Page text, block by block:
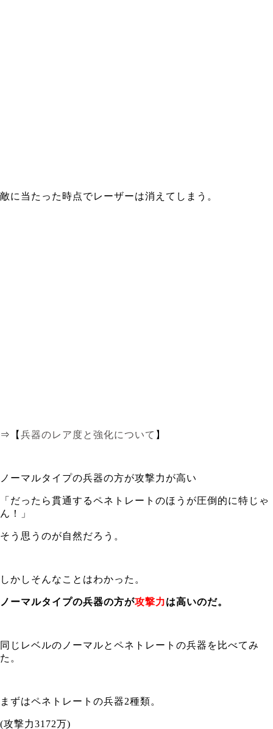
敵に当たった時点でレーザーは消えてしまう。
⇒【 兵器のレア度と強化について 】
ノーマルタイプの兵器の方が攻撃力が高い
「だったら貫通するペネトレートのほうが圧倒的に特じゃ
ん！」
そう思うのが自然だろう。
しかしそんなことはわかった。
ノーマルタイプの兵器の方が攻撃力は高いのだ。
同じレベルのノーマルとペネトレートの兵器を比べてみ
た。
まずはペネトレートの兵器2種類。
(攻撃力3172万)